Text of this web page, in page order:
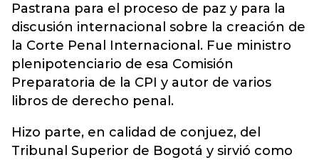
Pastrana para el proceso de paz y para la
discusión internacional sobre la creación de
la Corte Penal Internacional. Fue ministro
plenipotenciario de esa Comisión
Preparatoria de la CPI y autor de varios
libros de derecho penal.
Hizo parte, en calidad de conjuez, del
Tribunal Superior de Bogotá y sirvió como